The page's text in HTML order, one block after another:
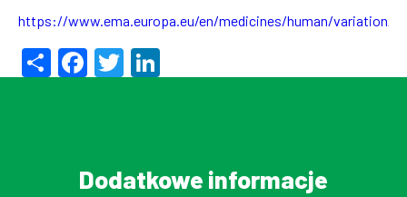
https://www.ema.europa.eu/en/medicines/human/variation/
ShareFacebook
Twitter
Dodatkowe informacje